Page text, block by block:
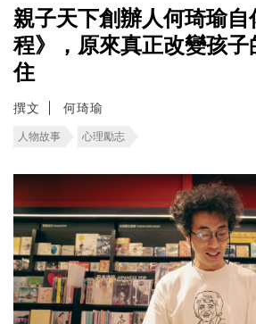
親子天下創辦人何琦瑜
程》，原來真正改變孩子
住
撰文 何琦瑜
人物故事 心理勵志